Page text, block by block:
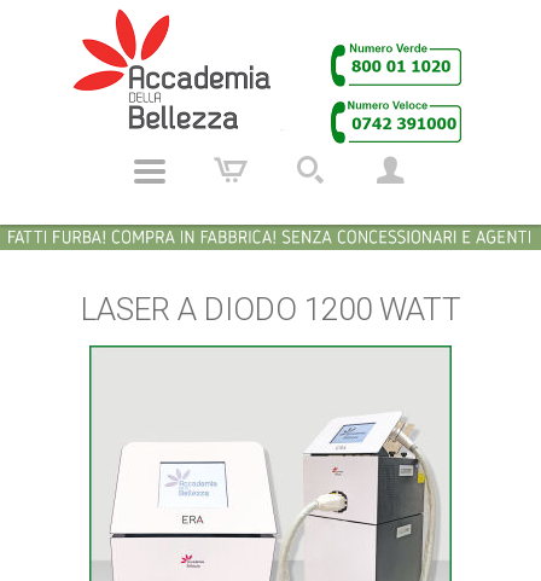
LASER A DIODO 1200 WATT